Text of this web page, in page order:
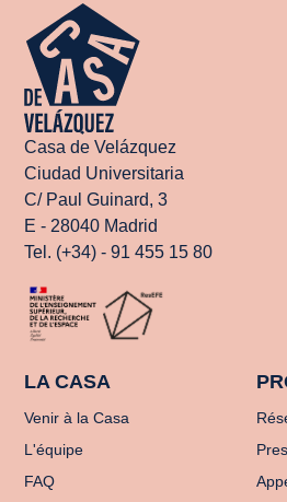
Casa de Velázquez
Ciudad Universitaria
C/ Paul Guinard, 3
E - 28040 Madrid
Tel. (+34) - 91 455 15 80
LA CASA
Venir à la Casa
L'équipe
FAQ